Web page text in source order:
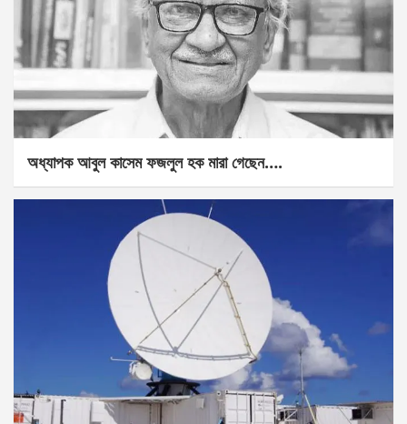
অধ্যাপক আবুল কাসেম ফজলুল হক মারা গেছেন….